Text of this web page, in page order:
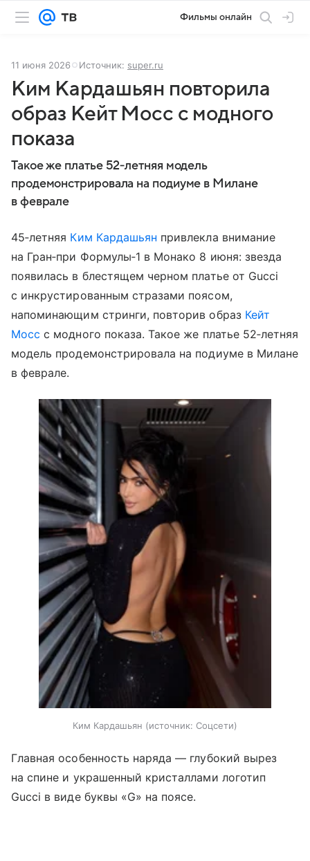
Фильмы онлайн
11 июня 2026 Источник: super.ru
Ким Кардашьян повторила
образ Кейт Мосс с модного
показа
Такое же платье 52‑летняя модель
продемонстрировала на подиуме в Милане
в феврале
45‑летняя Ким Кардашьян привлекла внимание
на Гран‑при Формулы‑1 в Монако 8 июня: звезда
появилась в блестящем черном платье от Gucci
с инкрустированным стразами поясом,
напоминающим стринги, повторив образ Кейт
Мосс с модного показа. Такое же платье 52‑летняя
модель продемонстрировала на подиуме в Милане
в феврале.
Ким Кардашьян источник: Соцсети
Главная особенность наряда — глубокий вырез
на спине и украшенный кристаллами логотип
Gucci в виде буквы «G» на поясе.